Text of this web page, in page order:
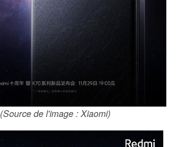
(Source de l'image : Xiaomi)